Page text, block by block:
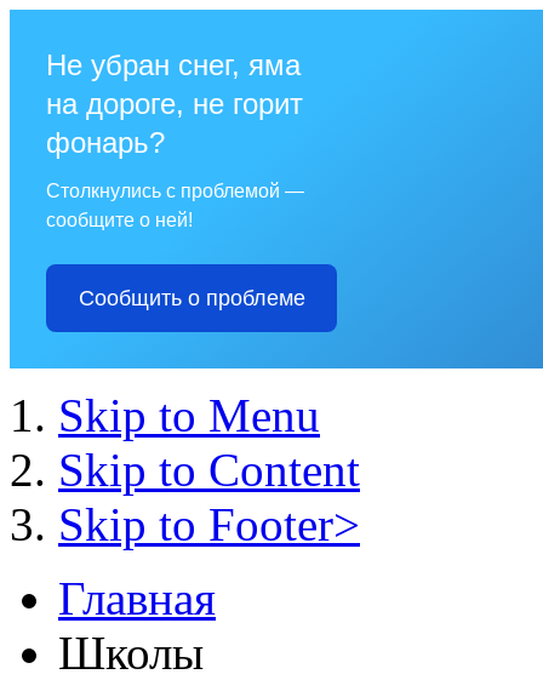
Не убран снег, яма
на дороге, не горит
фонарь?
Столкнулись с проблемой —
сообщите о ней!
Сообщить о проблеме
Skip to Menu
Skip to Content
Skip to Footer>
Главная
Школы